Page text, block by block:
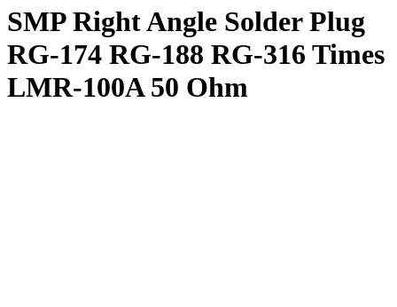
SMP Right Angle Solder Plug
RG-174 RG-188 RG-316 Times
LMR-100A 50 Ohm